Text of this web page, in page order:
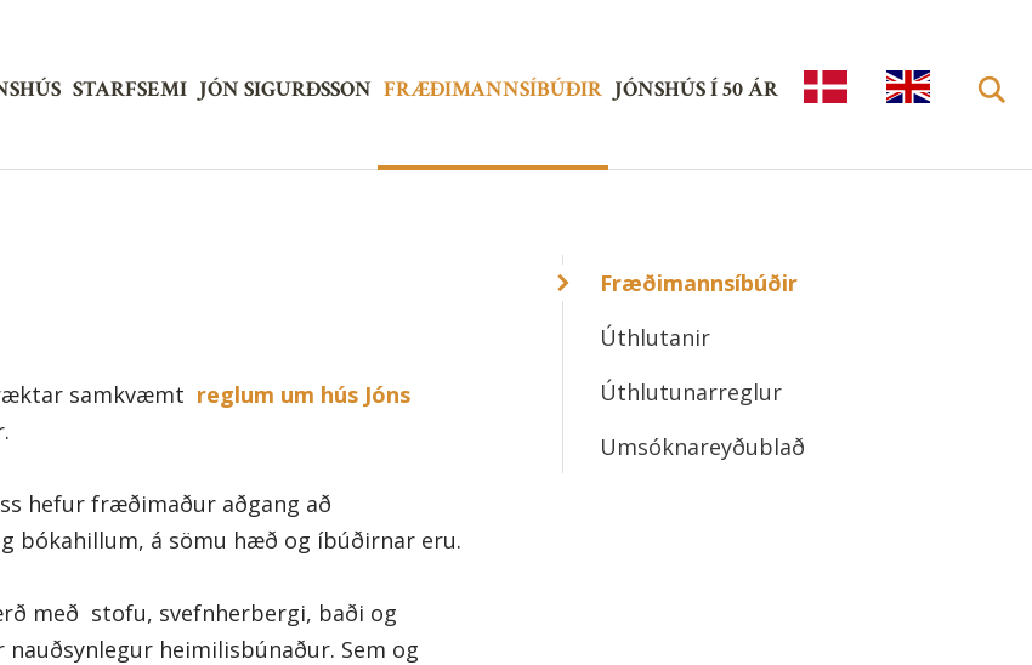
samkvæmt reglum um hús Jóns
hefur fræðimaður aðgang að
bókahillum, á sömu hæð og íbúðirnar eru.
með stofu, svefnherbergi, baði og
heimilisbúnaður. Sem og
STARFSEMI JÓN SIGURÐSSON FRÆÐIMANNSÍBÚÐIR JÓNSHÚS Í 50 ÁR
AN
GLI
Fræðimannsíbúðir
Úthlutanir
Úthlutunarreglur
Umsóknareyðublað